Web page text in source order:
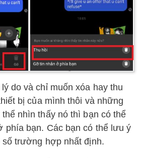
do và chỉ muốn xóa hay thu
bị của mình thôi và những
nhìn thấy nó thì bạn có thể
phía bạn. Các bạn có thể lưu ý
số trường hợp nhất định.